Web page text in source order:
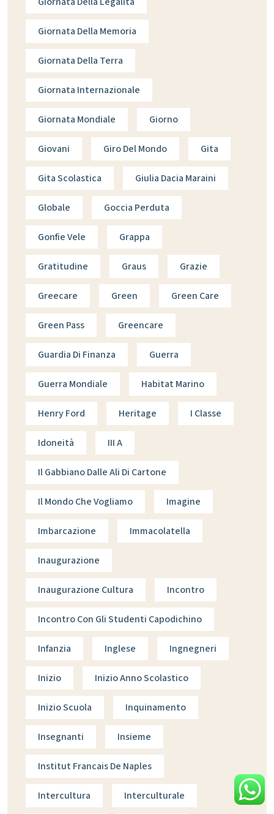
Giornata Della Memoria
Giornata Della Terra
Giornata Internazionale
Giornata Mondiale Giorno
Giovani Giro Del Mondo Gita
Gita Scolastica Giulia Dacia Maraini
Globale Goccia Perduta
Gonfie Vele Grappa
Gratitudine Graus Grazie
Greecare Green Green Care
Green Pass Greencare
Guardia Di Finanza Guerra
Guerra Mondiale Habitat Marino
Henry Ford Heritage I Classe
Idoneità III A
Il Gabbiano Dalle Ali Di Cartone
Il Mondo Che Vogliamo Imagine
Imbarcazione Immacolatella
Inaugurazione
Inaugurazione Cultura Incontro
Incontro Con Gli Studenti Capodichino
Infanzia Inglese Ingnegneri
Inizio Inizio Anno Scolastico
Inizio Scuola Inquinamento
Insegnanti Insieme
Institut Francais De Naples
Intercultura Interculturale